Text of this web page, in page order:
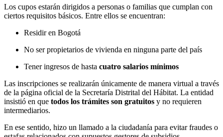
Los cupos estarán dirigidos a personas o familias que cumplan con
ciertos requisitos básicos. Entre ellos se encuentran:
Residir en Bogotá
No ser propietarios de vivienda en ninguna parte del país
Tener ingresos de hasta cuatro salarios mínimos
Las inscripciones se realizarán únicamente de manera virtual a través
de la página oficial de la Secretaría Distrital del Hábitat. La entidad
insistió en que todos los trámites son gratuitos y no requieren
intermediarios.
En ese sentido, hizo un llamado a la ciudadanía para evitar fraudes o